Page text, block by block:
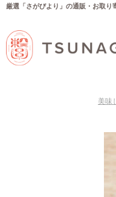
厳選「さがびより」の通販・お取り
美味